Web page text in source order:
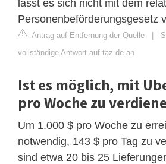
lässt es sich nicht mit dem
Personenbeförderungsgesetz
Antrag auf Entfernung der Quelle |
vollständige Antwort auf taz.de an
Ist es möglich, mit
pro Woche zu
Um 1.000 $ pro Woche zu
notwendig, 143 $ pro Tag zu
sind etwa 20 bis 25